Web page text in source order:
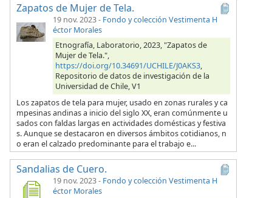
Zapatos de Mujer de Tela.
19 nov. 2023- Fondo y colección Vestimenta H
éctor Morales
Etnografía, Laboratorio, 2023, "Zapatos de
Mujer de Tela.",
https://doi.org/10.34691/UCHILE/J0AKS3,
Repositorio de datos de investigación de la
Universidad de Chile, V1
Los zapatos de tela para mujer, usado en zonas rurales y ca
mpesinas andinas a inicio del siglo XX, eran comúnmente u
sados con faldas largas en actividades domésticas y festiva
s. Aunque se destacaron en diversos ámbitos cotidianos, n
o eran el calzado predominante para el trabajo e...
Sandalias de Cuero.
19 nov. 2023- Fondo y colección Vestimenta H
éctor Morales